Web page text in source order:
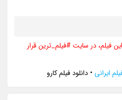
فیلم، در سایت #فیلم_ترین قرار
ایرانی • دانلود فیلم کارو